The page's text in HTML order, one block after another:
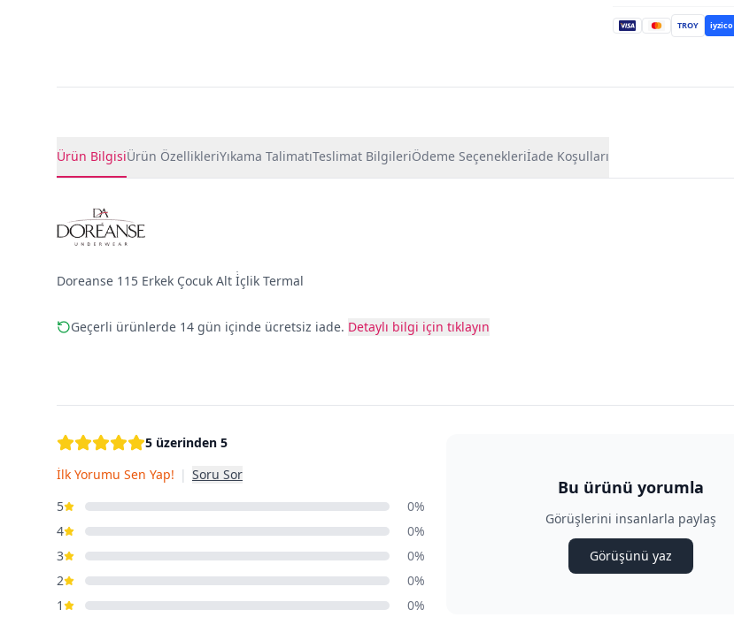
TROY iyzico
Ürün BilgisiÜrün ÖzellikleriYıkama TalimatıTeslimat BilgileriÖdeme Seçenekleriİade Koşulları
Doreanse 115 Erkek Çocuk Alt İ̇çlik Termal
Geçerli ürünlerde 14 gün içinde ücretsiz iade. Detaylı bilgi için tıklayın
5 üzerinden 5
İlk Yorumu Sen Yap! | Soru Sor
5
0%
4
0%
3
0%
2
0%
1
0%
Bu ürünü yorumla
Görüşlerini insanlarla paylaş
Görüşünü yaz